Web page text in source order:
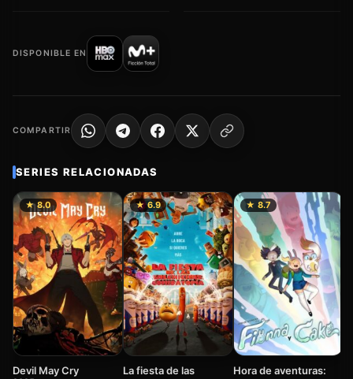
DISPONIBLE EN
COMPARTIR
SERIES RELACIONADAS
★ 8.0
Devil May Cry
★ 6.9
La fiesta de las
★ 8.7
Hora de aventuras: